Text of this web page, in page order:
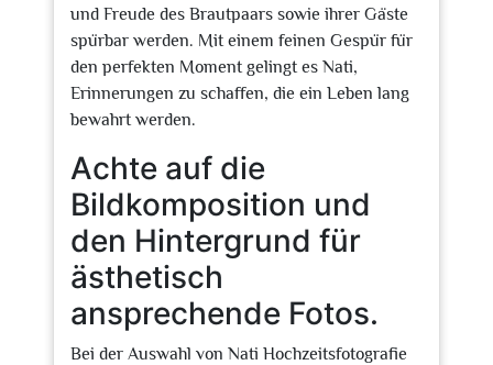
und Freude des Brautpaars sowie ihrer Gäste
spürbar werden. Mit einem feinen Gespür für
den perfekten Moment gelingt es Nati,
Erinnerungen zu schaffen, die ein Leben lang
bewahrt werden.
Achte auf die
Bildkomposition und
den Hintergrund für
ästhetisch
ansprechende Fotos.
Bei der Auswahl von Nati Hochzeitsfotografie